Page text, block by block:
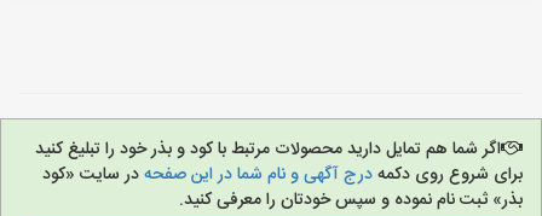
اگر شما هم تمایل دارید محصولات مرتبط با کود و بذر خود را تبلیغ کنید
برای شروع روی دکمهدرج آگهی و نام شما در این صفحهدر سایت «کود
بذر» ثبت نام نموده و سپس خودتان را معرفی کنید.